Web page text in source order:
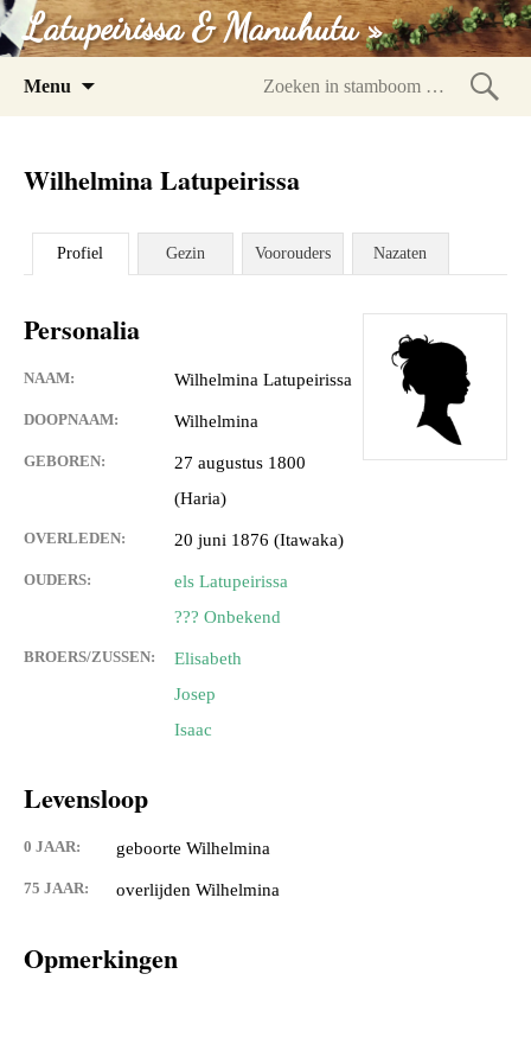
Latupeirissa & Manuhutu »
Menu
Wilhelmina Latupeirissa
Profiel Gezin Voorouders Nazaten
Personalia
NAAM: Wilhelmina Latupeirissa
DOOPNAAM: Wilhelmina
GEBOREN:
27 augustus 1800
(Haria)
OVERLEDEN: 20 juni 1876 (Itawaka)
OUDERS:
els Latupeirissa
??? Onbekend
BROERS/ZUSSEN:
Elisabeth
Josep
Isaac
Levensloop
0 JAAR: geboorte Wilhelmina
75 JAAR: overlijden Wilhelmina
Opmerkingen